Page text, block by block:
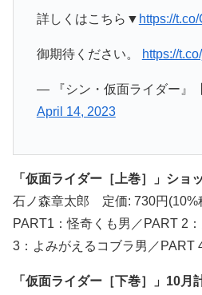
詳しくはこちら▼ https://
御期待ください。 https://
— 『シン・仮面ライダー』
April 14, 2023
「仮面ライダー［上巻］」ショ
石ノ森章太郎 定価: 730円(10%
PART1：怪奇くも男／PART 2
3：よみがえるコブラ男／PART
「仮面ライダー［下巻］」10月